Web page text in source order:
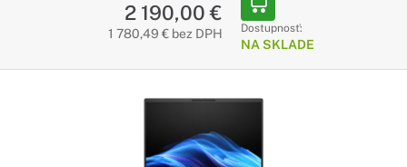
2 190,00 €
1 780,49 € bez DPH Dostupnosť:
NA SKLADE